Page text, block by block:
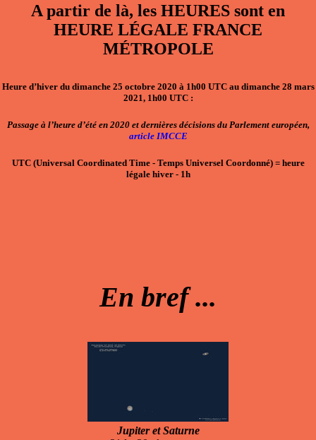
A partir de là, les HEURES sont en
HEURE LÉGALE FRANCE
MÉTROPOLE
Heure d’hiver du dimanche 25 octobre 2020 à 1h00 UTC au dimanche 28 mars
2021, 1h00 UTC:
Passage à l’heure d’été en 2020 et dernières décisions du Parlement européen,
article IMCCE
UTC(Universal Coordinated Time - Temps Universel Coordonné) =heure
légale hiver - 1h
En bref ...
Jupiter et Saturne